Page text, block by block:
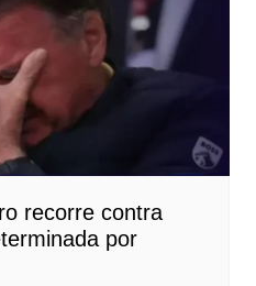
recorre contra
por